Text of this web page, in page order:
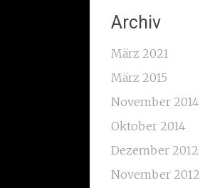
Archiv
März 2021
März 2015
November 2014
Oktober 2014
Dezember 2012
November 2012